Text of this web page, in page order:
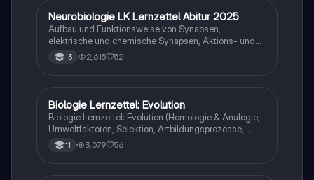
Biologie
Neurobiologie LK Lernzettel Abitur 2025
Aufbau und Funktionsweise von Synapsen,
elektrische und chemische Synapsen, Aktions- und
Ruhepotential
13 2,615 52
Biologie
Biologie Lernzettel: Evolution
Biologie Lernzettel: Evolution (Homologie & Analogie,
Umweltfaktoren, Selektion, Artbildungsprozesse,
Klimaregeln, Konkurrenz, Evolution des Menschen…)
11 3,079 56